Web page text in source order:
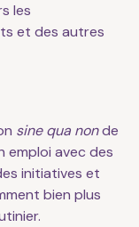
les
et des autres
sine qua nonde
emploi avec des
initiatives et
bien plus